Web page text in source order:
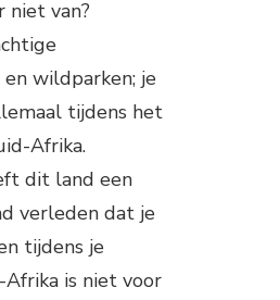
niet van?
en wildparken; je
tijdens het
Afrika.
dit land een
verleden dat je
tijdens je
Afrika is niet voor